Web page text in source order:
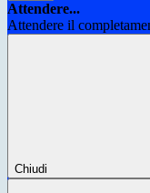
Attendere...
Attendere il
Chiudi